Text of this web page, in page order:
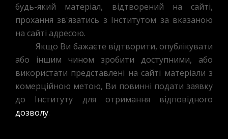
будь-який матеріал, відтворений на сайті,
прохання зв'язатись з Інститутом за вказаною
на сайті адресою.
Якщо Ви бажаєте відтворити, опублікувати
або іншим чином зробити доступними, або
використати представлені на сайті матеріали з
комерційною метою, Ви повинні подати заявку
до Інституту для отримання відповідного
дозволу.